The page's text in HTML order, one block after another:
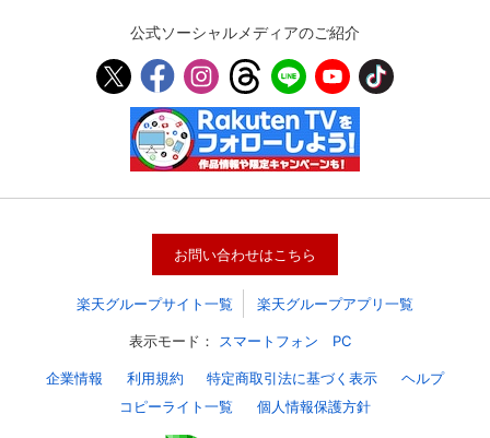
公式ソーシャルメディアのご紹介
お問い合わせはこちら
楽天グループサイト一覧 楽天グループアプリ一覧
表示モード： スマートフォン PC
企業情報 利用規約 特定商取引法に基づく表示
ヘルプ
コピーライト一覧
個人情報保護方針